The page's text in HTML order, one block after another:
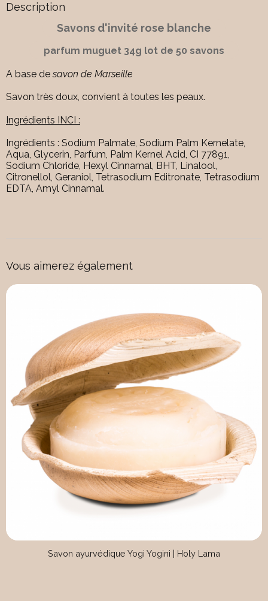
Description
Savons d'invité rose blanche
parfum muguet 34g lot de 50 savons
A base de savon de Marseille
Savon très doux, convient à toutes les peaux.
Ingrédients INCI :
Ingrédients : Sodium Palmate, Sodium Palm Kernelate,
Aqua, Glycerin, Parfum, Palm Kernel Acid, CI 77891,
Sodium Chloride, Hexyl Cinnamal, BHT, Linalool,
Citronellol, Geraniol, Tetrasodium Editronate, Tetrasodium
EDTA, Amyl Cinnamal.
Vous aimerez également
Savon ayurvédique Yogi Yogini | Holy Lama